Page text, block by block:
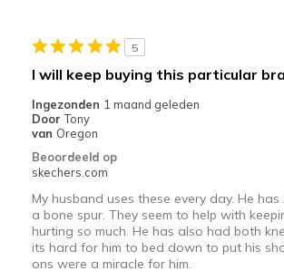
Casual Wear
Travel
Width
View On Shoes
Shoes are for Wearing
5
I will keep buying this particular
Ingezonden 1 maand geleden
Door Tony
van Oregon
Beoordeeld op
skechers.com
My husband uses these every day. He
a bone spur. They seem to help with
hurting so much. He has also had both
its hard for him to bed down to put his
ons were a miracle for him.